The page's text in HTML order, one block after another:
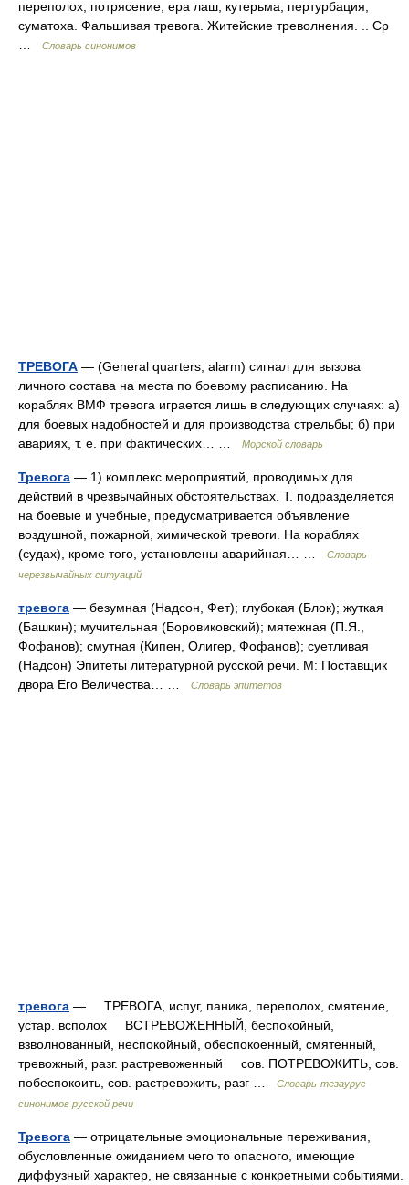
переполох, потрясение, ера лаш, кутерьма, пертурбация,
суматоха. Фальшивая тревога. Житейские треволнения. .. Ср
Словарь синонимов
ТРЕВОГА — (General quarters, alarm) сигнал для вызова
личного состава на места по боевому расписанию. На
кораблях ВМФ тревога играется лишь в следующих случаях: а)
для боевых надобностей и для производства стрельбы; б) при
авариях, т. е. при фактических… …
Морской словарь
Тревога — 1) комплекс мероприятий, проводимых для
действий в чрезвычайных обстоятельствах. Т. подразделяется
на боевые и учебные, предусматривается объявление
воздушной, пожарной, химической тревоги. На кораблях
(судах), кроме того, установлены аварийная… …
Словарь
черезвычайных ситуаций
тревога — безумная (Надсон, Фет); глубокая (Блок); жуткая
(Башкин); мучительная (Боровиковский); мятежная (П.Я.,
Фофанов); смутная (Кипен, Олигер, Фофанов); суетливая
(Надсон) Эпитеты литературной русской речи. М: Поставщик
двора Его Величества… …
Словарь эпитетов
тревога — ТРЕВОГА, испуг, паника, переполох, смятение,
устар. всполох ВСТРЕВОЖЕННЫЙ, беспокойный,
взволнованный, неспокойный, обеспокоенный, смятенный,
тревожный, разг. растревоженный сов. ПОТРЕВОЖИТЬ, сов.
побеспокоить, сов. растревожить, разг …
Словарь-тезаурус
синонимов русской речи
Тревога — отрицательные эмоциональные переживания,
обусловленные ожиданием чего то опасного, имеющие
диффузный характер, не связанные с конкретными событиями.